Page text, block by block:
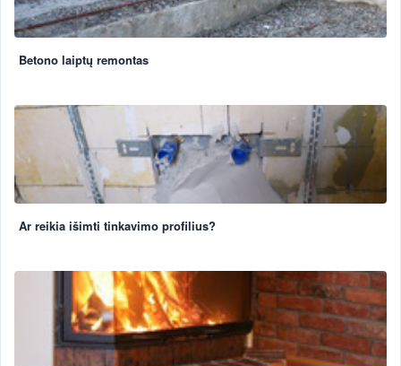
Betono laiptų remontas
Ar reikia išimti tinkavimo profilius?